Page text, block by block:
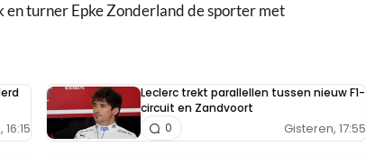
en turner Epke Zonderland de sporter met
Leclerc trekt parallellen tussen nieuw F1-
circuit en Zandvoort
Gisteren, 17:55
0